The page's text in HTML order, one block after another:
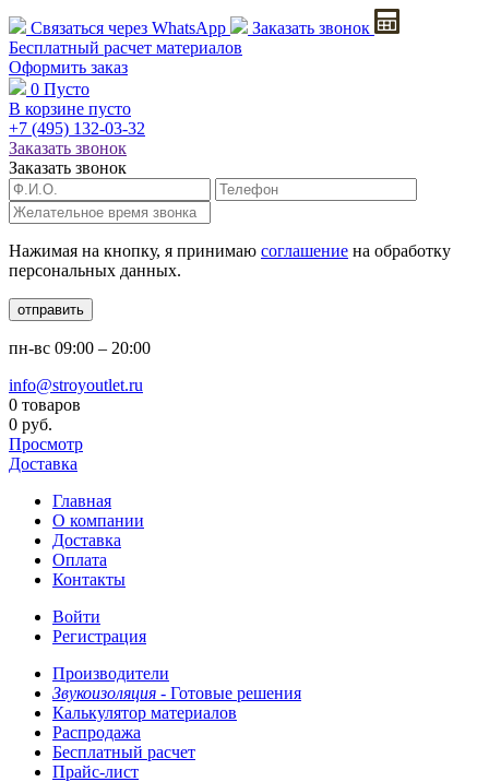
Связаться через WhatsApp
Заказать звонок
Бесплатный расчет материалов
Оформить заказ
0 Пусто
В корзине пусто
+7 (495) 132-03-32
Заказать звонок
Заказать звонок
Нажимая на кнопку, я принимаю соглашение на обработку
персональных данных.
отправить
пн-вс 09:00 – 20:00
info@stroyoutlet.ru
0 товаров
0 руб.
Просмотр
Доставка
Главная
О компании
Доставка
Оплата
Контакты
Войти
Регистрация
Производители
Звукоизоляция - Готовые решения
Калькулятор материалов
Распродажа
Бесплатный расчет
Прайс-лист